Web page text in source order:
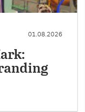
01.08.2026